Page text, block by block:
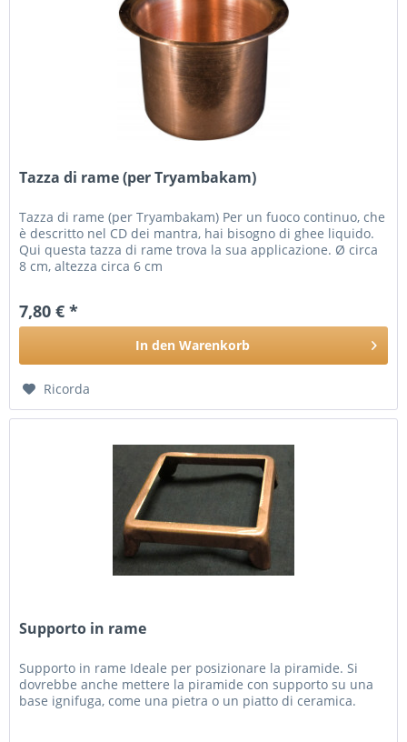
Tazza di rame (per Tryambakam)
Tazza di rame (per Tryambakam) Per un fuoco continuo, che
è descritto nel CD dei mantra, hai bisogno di ghee liquido.
Qui questa tazza di rame trova la sua applicazione. Ø circa
8 cm, altezza circa 6 cm
7,80 € *
In den Warenkorb
Ricorda
Supporto in rame
Supporto in rame Ideale per posizionare la piramide. Si
dovrebbe anche mettere la piramide con supporto su una
base ignifuga, come una pietra o un piatto di ceramica.